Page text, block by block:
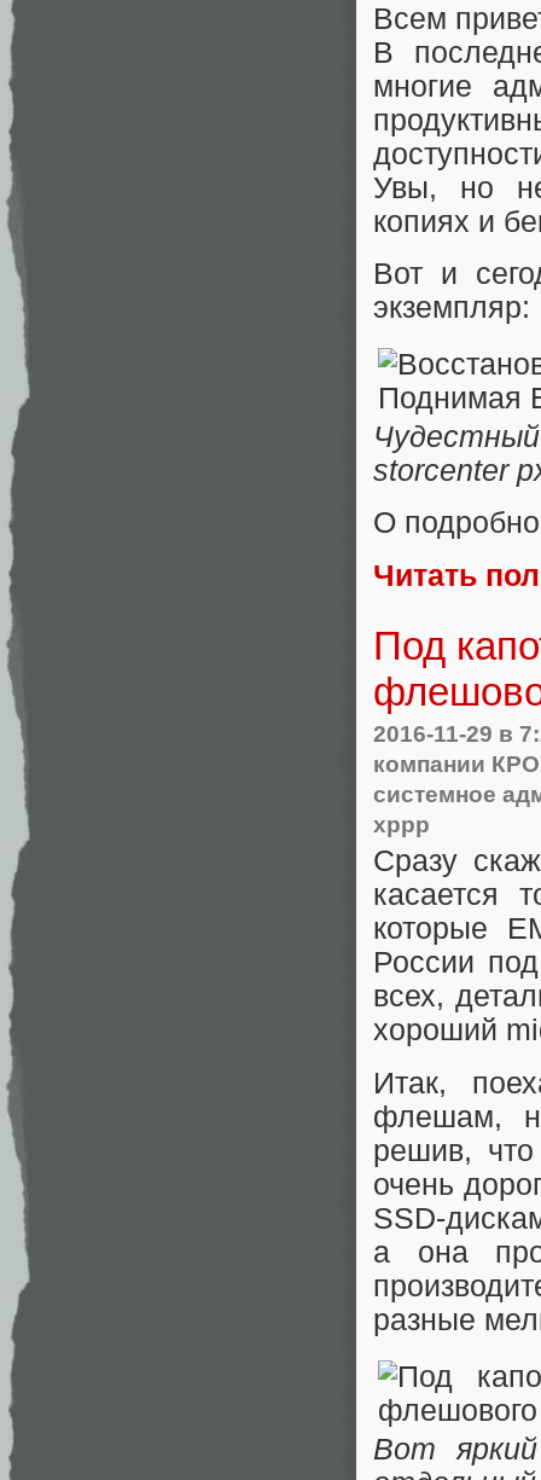
Всем
В
многие
Увы, но
копиях и
Вот и
экземпляр:
storcenter
О
Читать
Под
2016-11-29 в
компании
системное
хррр
Сразу
касается
которые
России
всех,
хороший
Итак,
флешам,
решив,
очень
SSD-
а она
разные
Вот